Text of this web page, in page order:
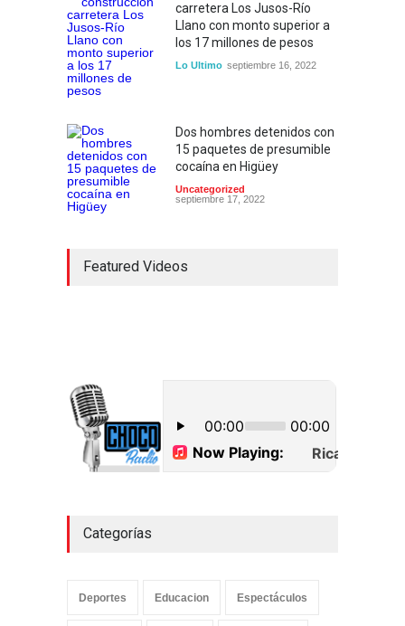
carretera Los Jusos-Río
Llano con monto superior a
los 17 millones de pesos
Lo Ultimo septiembre 16, 2022
Dos hombres detenidos con
15 paquetes de presumible
cocaína en Higüey
Uncategorized
septiembre 17, 2022
Featured Videos
Categorías
Deportes Educacion Espectáculos